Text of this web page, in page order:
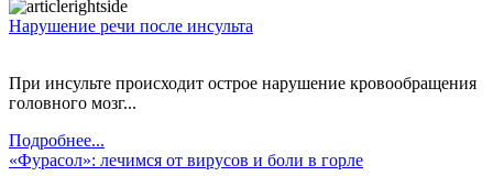
Нарушение речи после инсульта
При инсульте происходит острое нарушение кровообращения
головного мозг...
Подробнее...
«Фурасол»: лечимся от вирусов и боли в горле